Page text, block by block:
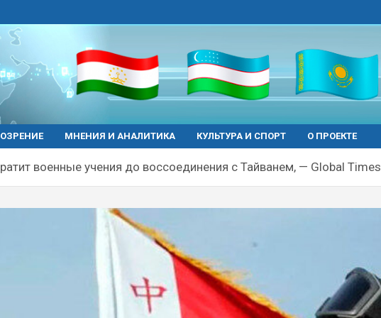
МНЕНИЯ И АНАЛИТИКА КУЛЬТУРА И СПОРТ О ПРОЕКТЕ
военные учения до воссоединения с Тайванем, — Global Times